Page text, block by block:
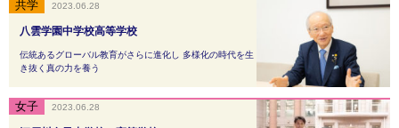
八雲学園中学校高等学校
伝統あるグローバル教育がさらに進化し 多様化の時代を生
き抜く真の力を養う
2023.06.28
2023.06.28